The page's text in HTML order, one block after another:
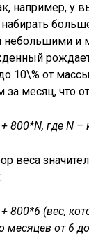
например, у
и
10\% от
месяц, что
800*N, где N –
веса
800*6 (вес,
месяцев от 6